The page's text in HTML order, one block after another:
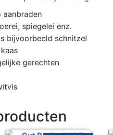
aanbraden
spiegelei enz.
bijvoorbeeld schnitzel
gerechten